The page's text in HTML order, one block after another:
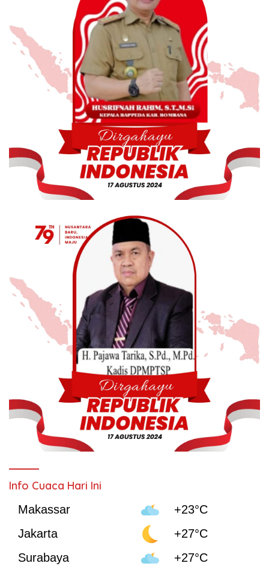
Info Cuaca Hari Ini
Makassar
+23°C
Jakarta
+27°C
Surabaya
+27°C